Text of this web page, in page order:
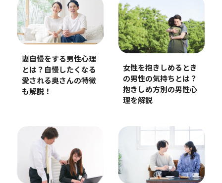
妻自慢をする男性心理
とは？自慢したくなる
愛される奥さんの特徴
も解説！
女性を抱きしめるとき
の男性の気持ちとは？
抱きしめ方別の男性心
理を解説